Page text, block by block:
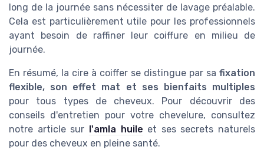
long de la journée sans nécessiter de lavage préalable.
Cela est particulièrement utile pour les professionnels
ayant besoin de raffiner leur coiffure en milieu de
journée.
En résumé, la cire à coiffer se distingue par sa fixation
flexible, son effet mat et ses bienfaits multiples
pour tous types de cheveux. Pour découvrir des
conseils d'entretien pour votre chevelure, consultez
notre article sur
l'amla huile et ses secrets naturels
pour des cheveux en pleine santé.